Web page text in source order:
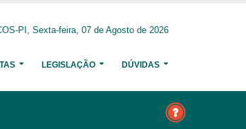
PI, Sexta-feira, 07 de Agosto de 2026
LEGISLAÇÃO DÚVIDAS